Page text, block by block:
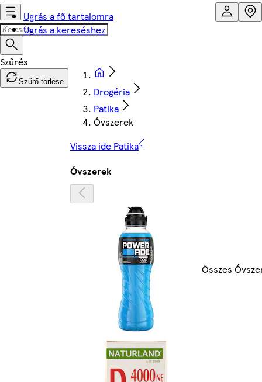
Ugrás a fő tartalomra
Ugrás a kereséshez
Szűrő törlése
Drogéria
Patika
Óvszerek
Vissza ide Patika
Óvszerek
Összes